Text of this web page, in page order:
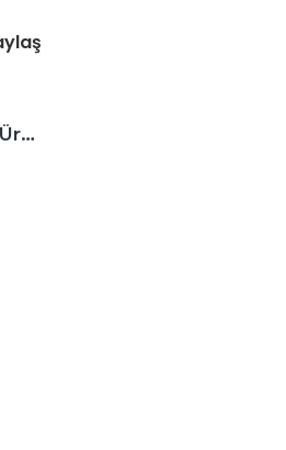
İlgili Kategoriden Ürünler